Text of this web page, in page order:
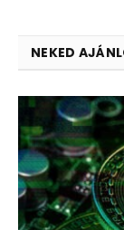
NEKED